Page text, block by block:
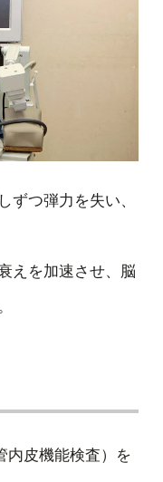
ずつ弾力を失い、
えを加速させ、脳
内皮機能検査）を